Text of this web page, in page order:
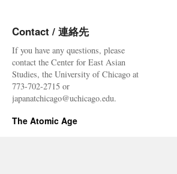
Contact / 連絡先
If you have any questions, please
contact the Center for East Asian
Studies, the University of Chicago at
773-702-2715 or
japanatchicago@uchicago.edu.
The Atomic Age